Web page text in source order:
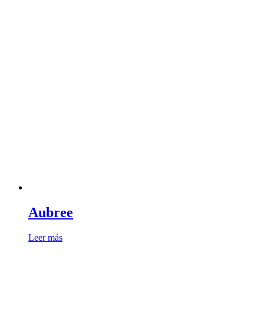
Aubree
Leer más